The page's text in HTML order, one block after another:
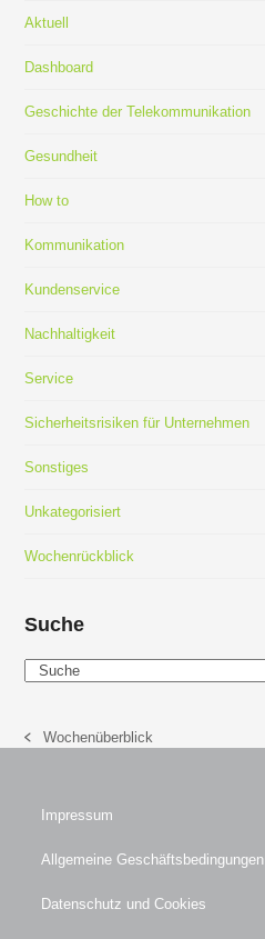
Aktuell
Dashboard
Geschichte der Telekommunikation
Gesundheit
How to
Kommunikation
Kundenservice
Nachhaltigkeit
Service
Sicherheitsrisiken für Unternehmen
Sonstiges
Unkategorisiert
Wochenrückblick
Suche
Search
vorheriger
Wochenüberblick
Impressum
Allgemeine Geschäftsbedingungen
Datenschutz und Cookies